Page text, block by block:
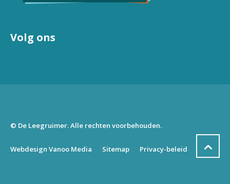
Volg ons
© De Leegruimer. Alle rechten voorbehouden.
Webdesign Vanoo Media Sitemap Privacy-beleid